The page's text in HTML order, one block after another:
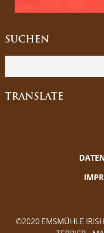
SUCHEN
TRANSLATE
©2020 EMSMÜHLE